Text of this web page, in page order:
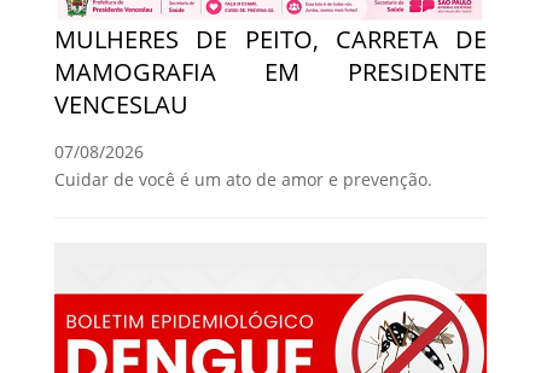
MULHERES DE PEITO, CARRETA DE
MAMOGRAFIA EM PRESIDENTE
VENCESLAU
07/08/2026
Cuidar de você é um ato de amor e prevenção.